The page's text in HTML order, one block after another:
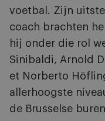
voetbal. Zijn
coach brachten
hij onder die rol
Sinibaldi, Arnold
et Norberto
allerhoogste
de Brusselse